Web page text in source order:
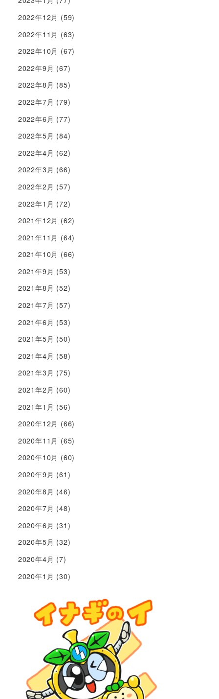
2022年12月 (59)
2022年11月 (63)
2022年10月 (67)
2022年9月 (67)
2022年8月 (85)
2022年7月 (79)
2022年6月 (77)
2022年5月 (84)
2022年4月 (62)
2022年3月 (66)
2022年2月 (57)
2022年1月 (72)
2021年12月 (62)
2021年11月 (64)
2021年10月 (66)
2021年9月 (53)
2021年8月 (52)
2021年7月 (57)
2021年6月 (53)
2021年5月 (50)
2021年4月 (58)
2021年3月 (75)
2021年2月 (60)
2021年1月 (56)
2020年12月 (66)
2020年11月 (65)
2020年10月 (60)
2020年9月 (61)
2020年8月 (46)
2020年7月 (48)
2020年6月 (31)
2020年5月 (32)
2020年4月 (7)
2020年1月 (30)